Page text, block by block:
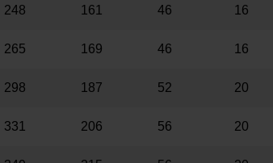
248 161 46 16
265 169 46 16
298 187 52 20
331 206 56 20